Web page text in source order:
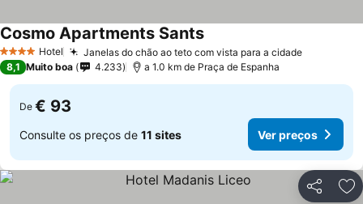
4 EstrelasHotel Janelas do chão ao teto com vista para a cidadeVer
Cosmo Apartments SantsVer preços
8,1 Muito boa 4.233 a 1.0 km de Praça de Espanha
De € 93
Consulte os preços de 11 sites Ver preços
Partilhar